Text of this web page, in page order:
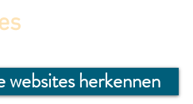
websites herkennen